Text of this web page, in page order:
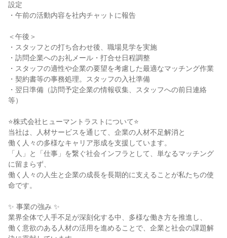
設定
・午前の活動内容を社内チャットに報告
＜午後＞
・スタッフとの打ち合わせ後、職場見学を実施
・訪問企業へのお礼メール・打合せ日程調整
・スタッフの適性や企業の要望を考慮した最適なマッチング作業
・契約書等の事務処理。スタッフの入社準備
・翌日準備（訪問予定企業の情報収集、スタッフへの前日連絡
等）
⭐株式会社ヒューマントラストについて⭐
当社は、人材サービスを通じて、企業の人材不足解消と
働く人々の多様なキャリア形成を支援しています。
「人」と「仕事」を繋ぐ社会インフラとして、単なるマッチング
に留まらず、
働く人々の人生と企業の成長を長期的に支えることが私たちの使
命です。
✨ 事業の強み ✨
業界全体で人手不足が深刻化する中、多様な働き方を推進し、
働く意欲のある人材の活用を進めることで、企業と社会の課題解